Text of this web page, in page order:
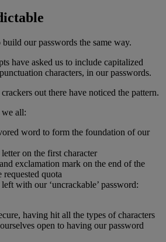
our passwords the same way.
have asked us to include capitalized
characters, in our passwords.
out there have noticed the pattern.
we all:
word to form the foundation of our
on the first character
exclamation mark on the end of the
quota
with our ‘uncrackable’ password:
having hit all the types of characters
open to having our password